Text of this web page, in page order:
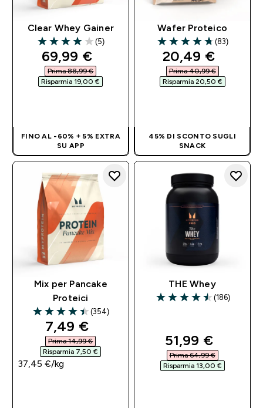
Clear Whey Gainer
4 out of 5 stars
(5)
discounted price
69,99 €‎
Prima 88,99 €‎
Risparmia 19,00 €‎
FINO AL -60% + 5% EXTRA
SU APP
Wafer Proteico
4.76 out of 5 stars
(83)
discounted
20,49 €‎
Prima 40,99 €‎
Risparmia 20,50 €‎
45% DI SCONTO SUGLI
SNACK
Mix per Pancake
Proteici
4.44 out of 5 stars
(354)
discounted price
7,49 €‎
Prima 14,99 €‎
Risparmia 7,50 €‎
37,45 €‎/kg
THE Whey
4.53 out of 5 stars
(186)
discounted
51,99 €‎
Prima 64,99 €‎
Risparmia 13,00 €‎